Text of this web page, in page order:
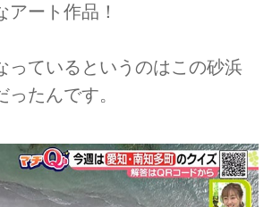
アート作品！
っているというのはこの砂浜
たんです。